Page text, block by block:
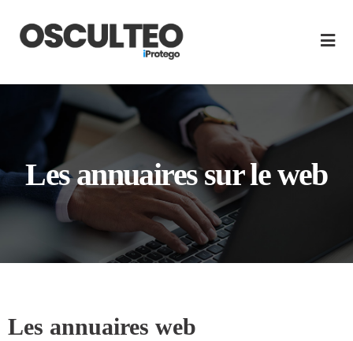
Les annuaires sur le web
Les annuaires web